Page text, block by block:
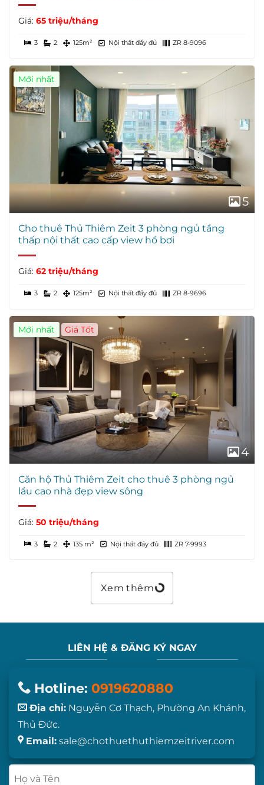
Giá: 65 triệu/tháng
3 2 125m² Nội thất đầy đủ ZR 8-9096
Mới nhất
5
Cho thuê Thủ Thiêm Zeit 3 phòng ngủ tầng
thấp nội thất cao cấp view hồ bơi
Giá: 62 triệu/tháng
3 2 125m² Nội thất đầy đủ ZR 8-9696
Mới nhất Giá Tốt
4
Căn hộ Thủ Thiêm Zeit cho thuê 3 phòng ngủ
lầu cao nhà đẹp view sông
Giá: 50 triệu/tháng
3 2 135 m² Nội thất đầy đủ ZR 7-9993
Xem thêm
LIÊN HỆ & ĐĂNG KÝ NGAY
Hotline: 0919620880
Địa chỉ: Nguyễn Cơ Thạch, Phường An Khánh,
Thủ Đức.
Email: sale@chothuethuthiemzeitriver.com